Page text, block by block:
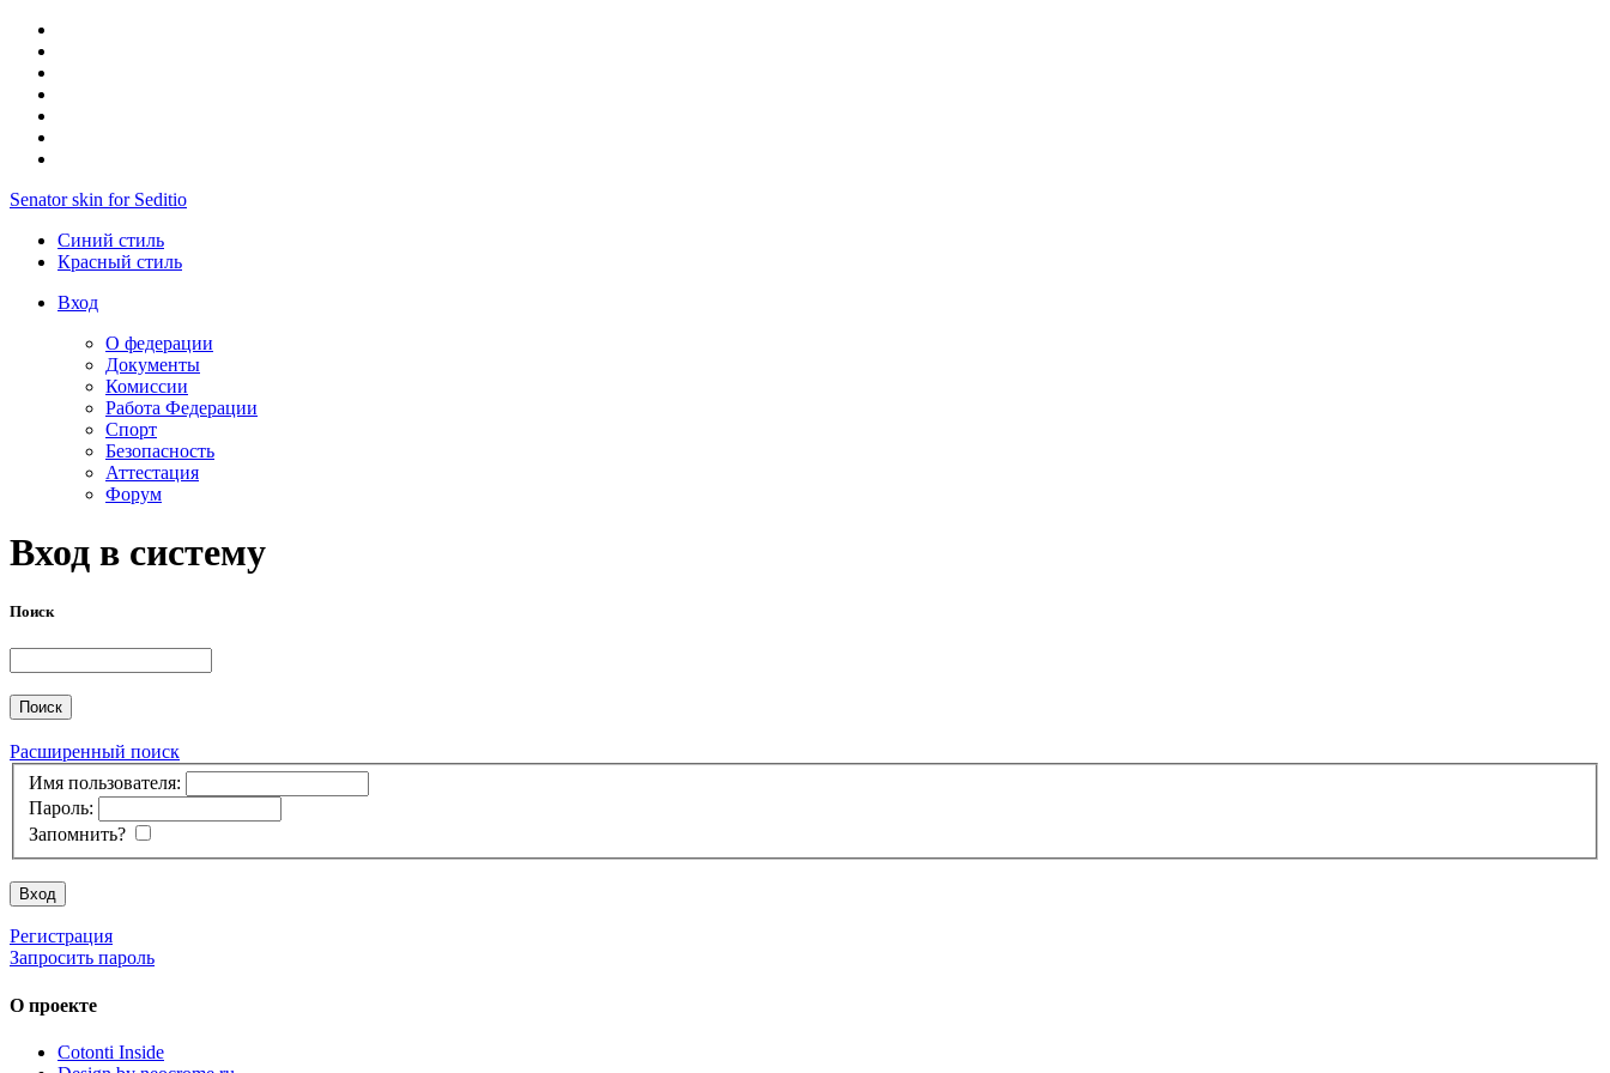
Senator skin for Seditio
Синий стиль
Красный стиль
Вход
О федерации
Документы
Комиссии
Работа Федерации
Спорт
Безопасность
Аттестация
Форум
Вход в систему
Поиск
Расширенный поиск
Имя пользователя:
Пароль:
Запомнить?
Регистрация
Запросить пароль
О проекте
Cotonti Inside